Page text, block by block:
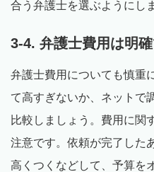
合う弁護士を選ぶようにし
3-4. 弁護士費用は明
弁護士費用についても慎重
て高すぎないか、ネットで
比較しましょう。費用に関
注意です。依頼が完了した
高くつくなどして、予算を